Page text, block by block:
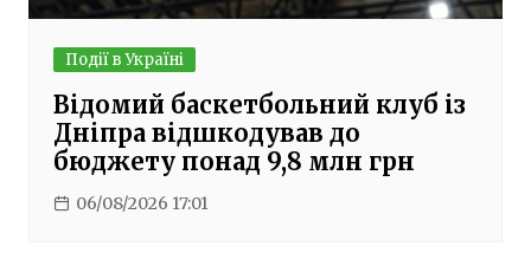
Події в Україні
Відомий баскетбольний клуб із
Дніпра відшкодував до
бюджету понад 9,8 млн грн
06/08/2026 17:01